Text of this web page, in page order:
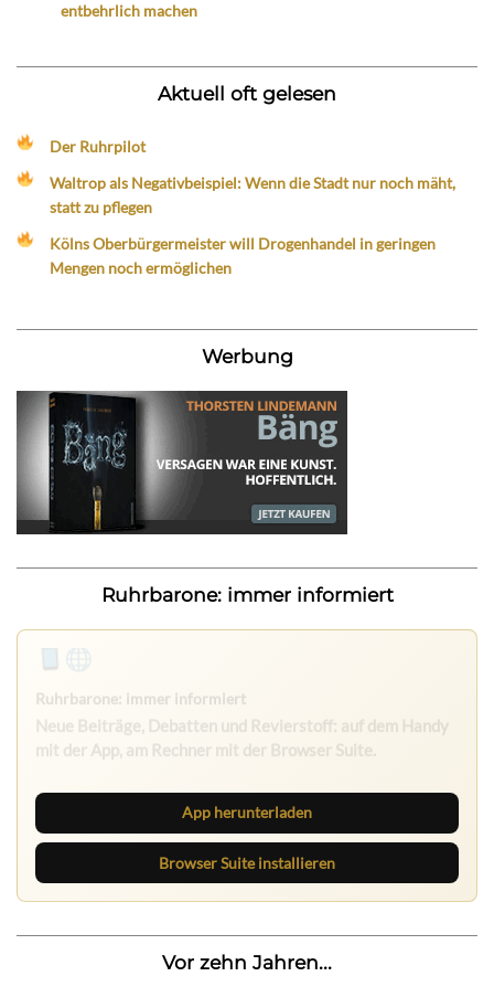
entbehrlich machen
Aktuell oft gelesen
Der Ruhrpilot
Waltrop als Negativbeispiel: Wenn die Stadt nur noch mäht,
statt zu pflegen
Kölns Oberbürgermeister will Drogenhandel in geringen
Mengen noch ermöglichen
Werbung
Ruhrbarone: immer informiert
App herunterladen
Browser Suite installieren
Vor zehn Jahren...